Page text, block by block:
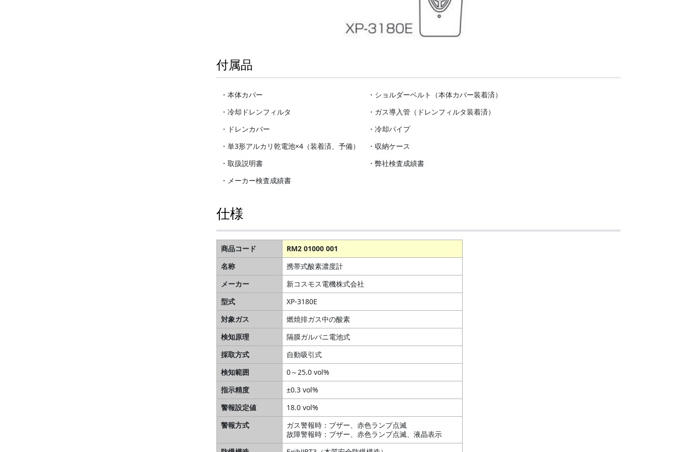
付属品
・本体カバー
・ショルダーベルト（本体カバー装着済）
・冷却ドレンフィルタ
・ガス導入管（ドレンフィルタ装着済）
・ドレンカバー
・冷却パイプ
・単3形アルカリ乾電池×4（装着済、予備）
・収納ケース
・取扱説明書
・弊社検査成績書
・メーカー検査成績書
仕様
商品コード
RM2 01000 001
名称
携帯式酸素濃度計
メーカー
新コスモス電機株式会社
型式
XP-3180E
対象ガス
燃焼排ガス中の酸素
検知原理
隔膜ガルバニ電池式
採取方式
自動吸引式
検知範囲
0～25.0 vol%
指示精度
±0.3 vol%
警報設定値
18.0 vol%
警報方式
ガス警報時：ブザー、赤色ランプ点滅
故障警報時：ブザー、赤色ランプ点滅、液晶表示